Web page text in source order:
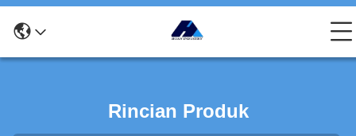
Rincian Produk